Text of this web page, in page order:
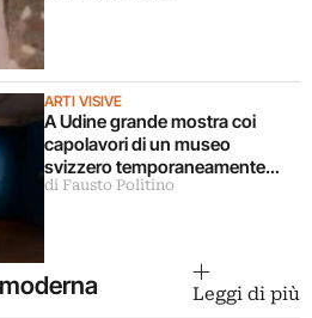
ARTI VISIVE
A Udine grande mostra coi
capolavori di un museo
svizzero temporaneamente
chiuso
di Fausto Politino
Leggi di più